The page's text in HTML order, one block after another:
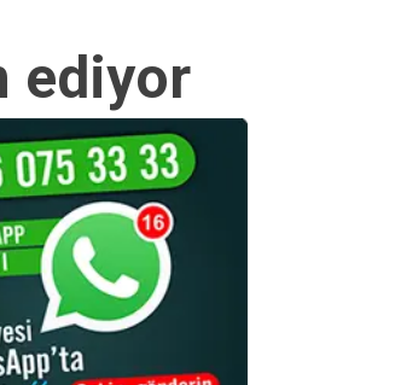
ediyor